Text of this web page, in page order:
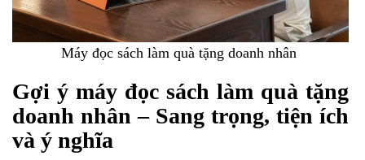
Máy đọc sách làm quà tặng doanh nhân
Gợi ý máy đọc sách làm quà tặng
doanh nhân – Sang trọng, tiện ích
và ý nghĩa